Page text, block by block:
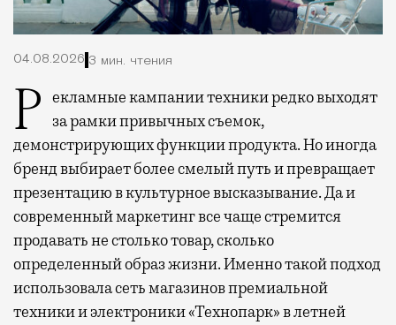
04.08.2026 3 мин. чтения
Рекламные кампании техники редко выходят
за рамки привычных съемок,
демонстрирующих функции продукта. Но иногда
бренд выбирает более смелый путь и превращает
презентацию в культурное высказывание. Да и
современный маркетинг все чаще стремится
продавать не столько товар, сколько
определенный образ жизни. Именно такой подход
использовала сеть магазинов премиальной
техники и электроники «Технопарк» в летней